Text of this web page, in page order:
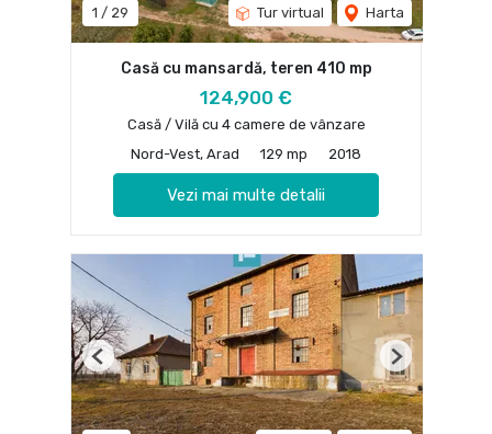
1 / 29 Tur virtual Harta
Casă cu mansardă, teren 410 mp
124,900 €
Casă / Vilă cu 4 camere de vânzare
Nord-Vest, Arad
129 mp 2018
Vezi mai multe detalii
Previous Next